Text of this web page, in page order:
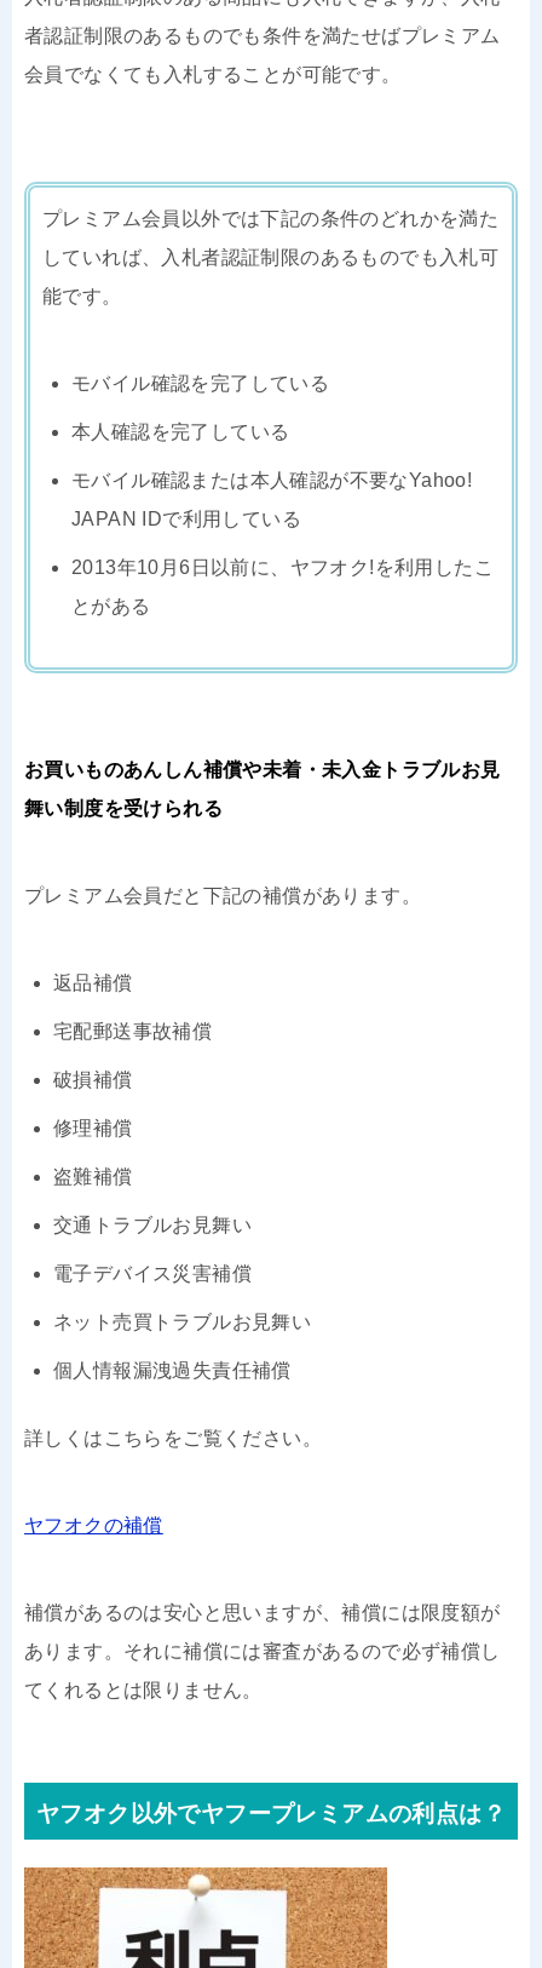
者認証制限のあるものでも条件を満たせばプレミアム
会員でなくても入札することが可能です。
プレミアム会員以外では下記の条件のどれかを満た
していれば、入札者認証制限のあるものでも入札可
能です。
モバイル確認を完了している
本人確認を完了している
モバイル確認または本人確認が不要なYahoo!
JAPAN IDで利用している
2013年10月6日以前に、ヤフオク!を利用したこ
とがある
お買いものあんしん補償や未着・未入金トラブルお見
舞い制度を受けられる
プレミアム会員だと下記の補償があります。
返品補償
宅配郵送事故補償
破損補償
修理補償
盗難補償
交通トラブルお見舞い
電子デバイス災害補償
ネット売買トラブルお見舞い
個人情報漏洩過失責任補償
詳しくはこちらをご覧ください。
ヤフオクの補償
補償があるのは安心と思いますが、補償には限度額が
あります。それに補償には審査があるので必ず補償し
てくれるとは限りません。
ヤフオク以外でヤフープレミアムの利点は？